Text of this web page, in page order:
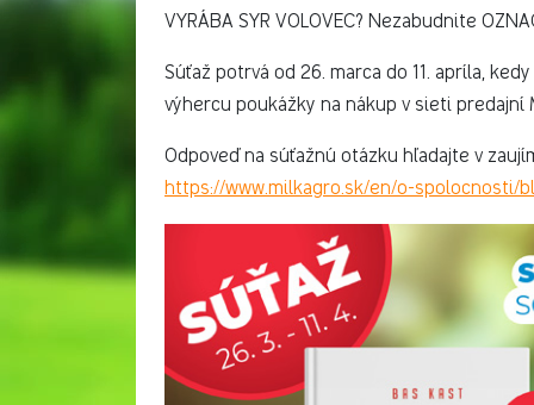
VYRÁBA SYR VOLOVEC? Nezabudnite
Súťaž potrvá od 26. marca do 11. apríla,
výhercu poukážky na nákup v sieti predajní
Odpoveď na súťažnú otázku hľadajte v
https://www.milkagro.sk/en/o-spolocnosti/